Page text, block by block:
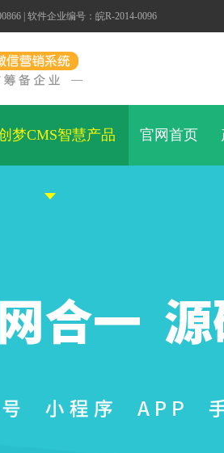
| 软件企业编号：皖R-2014-0096
梦CMS智慧产品 官网首页